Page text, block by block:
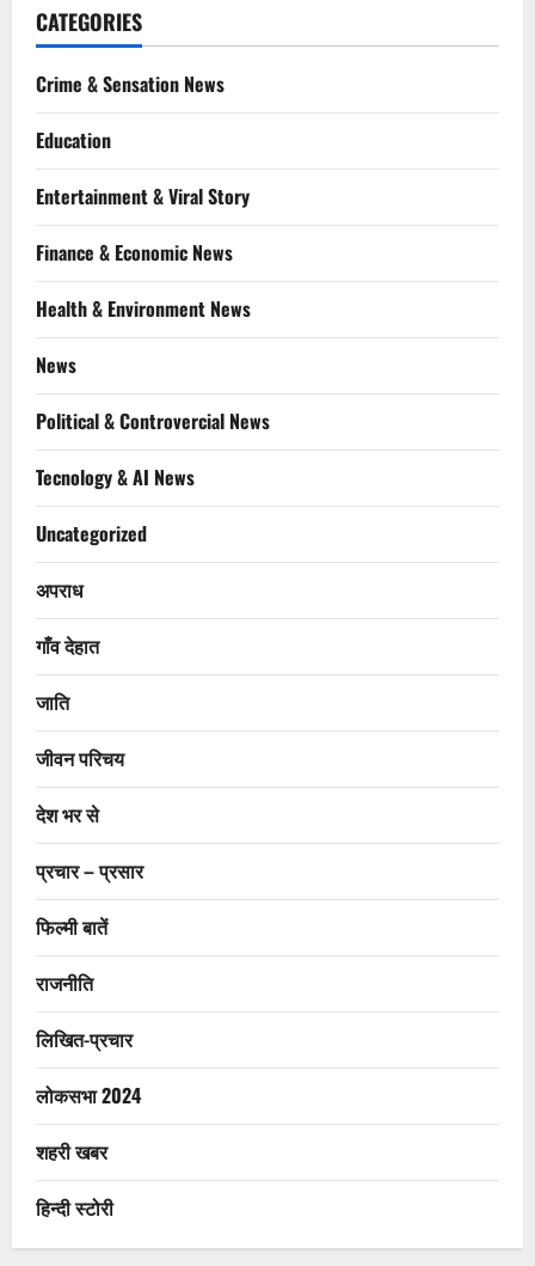
CATEGORIES
Crime & Sensation News
Education
Entertainment & Viral Story
Finance & Economic News
Health & Environment News
News
Political & Controvercial News
Tecnology & AI News
Uncategorized
अपराध
गाँव देहात
जाति
जीवन परिचय
देश भर से
प्रचार – प्रसार
फिल्मी बातें
राजनीति
लिखित-प्रचार
लोकसभा 2024
शहरी खबर
हिन्दी स्टोरी